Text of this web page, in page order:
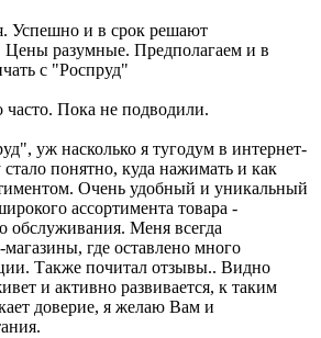
Успешно и в срок решают
Цены разумные. Предполагаем и в
с "Роспруд"
Пока не подводили.
уж насколько я тугодум в интернет-
стало понятно, куда нажимать и как
Очень удобный и уникальный
ассортимента товара -
обслуживания. Меня всегда
где оставлено много
Также почитал отзывы.. Видно
и активно развивается, к таким
доверие, я желаю Вам и